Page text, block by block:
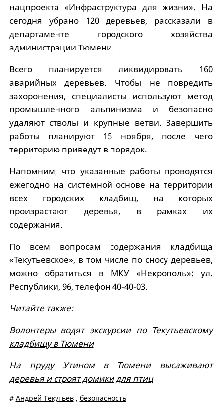
нацпроекта «Инфраструктура для жизни». На
сегодня убрано 120 деревьев, рассказали в
департаменте городского хозяйства
администрации Тюмени.
Всего планируется ликвидировать 160
аварийных деревьев. Чтобы не повредить
захоронения, специалисты используют метод
промышленного альпинизма и безопасно
удаляют стволы и крупные ветви. Завершить
работы планируют 15 ноября, после чего
территорию приведут в порядок.
Напомним, что указанные работы проводятся
ежегодно на системной основе на территории
всех городских кладбищ, на которых
произрастают деревья, в рамках их
содержания.
По всем вопросам содержания кладбища
«Текутьевское», в том числе по сносу деревьев,
можно обратиться в МКУ «Некрополь»: ул.
Республики, 96, телефон 40-40-03.
Читайте также:
Волонтеры водят экскурсии по Текутьевскому
кладбищу в Тюмени
На пруду Утином в Тюмени высаживают
деревья и строят домики для птиц
# Андрей Текутьев, безопасность